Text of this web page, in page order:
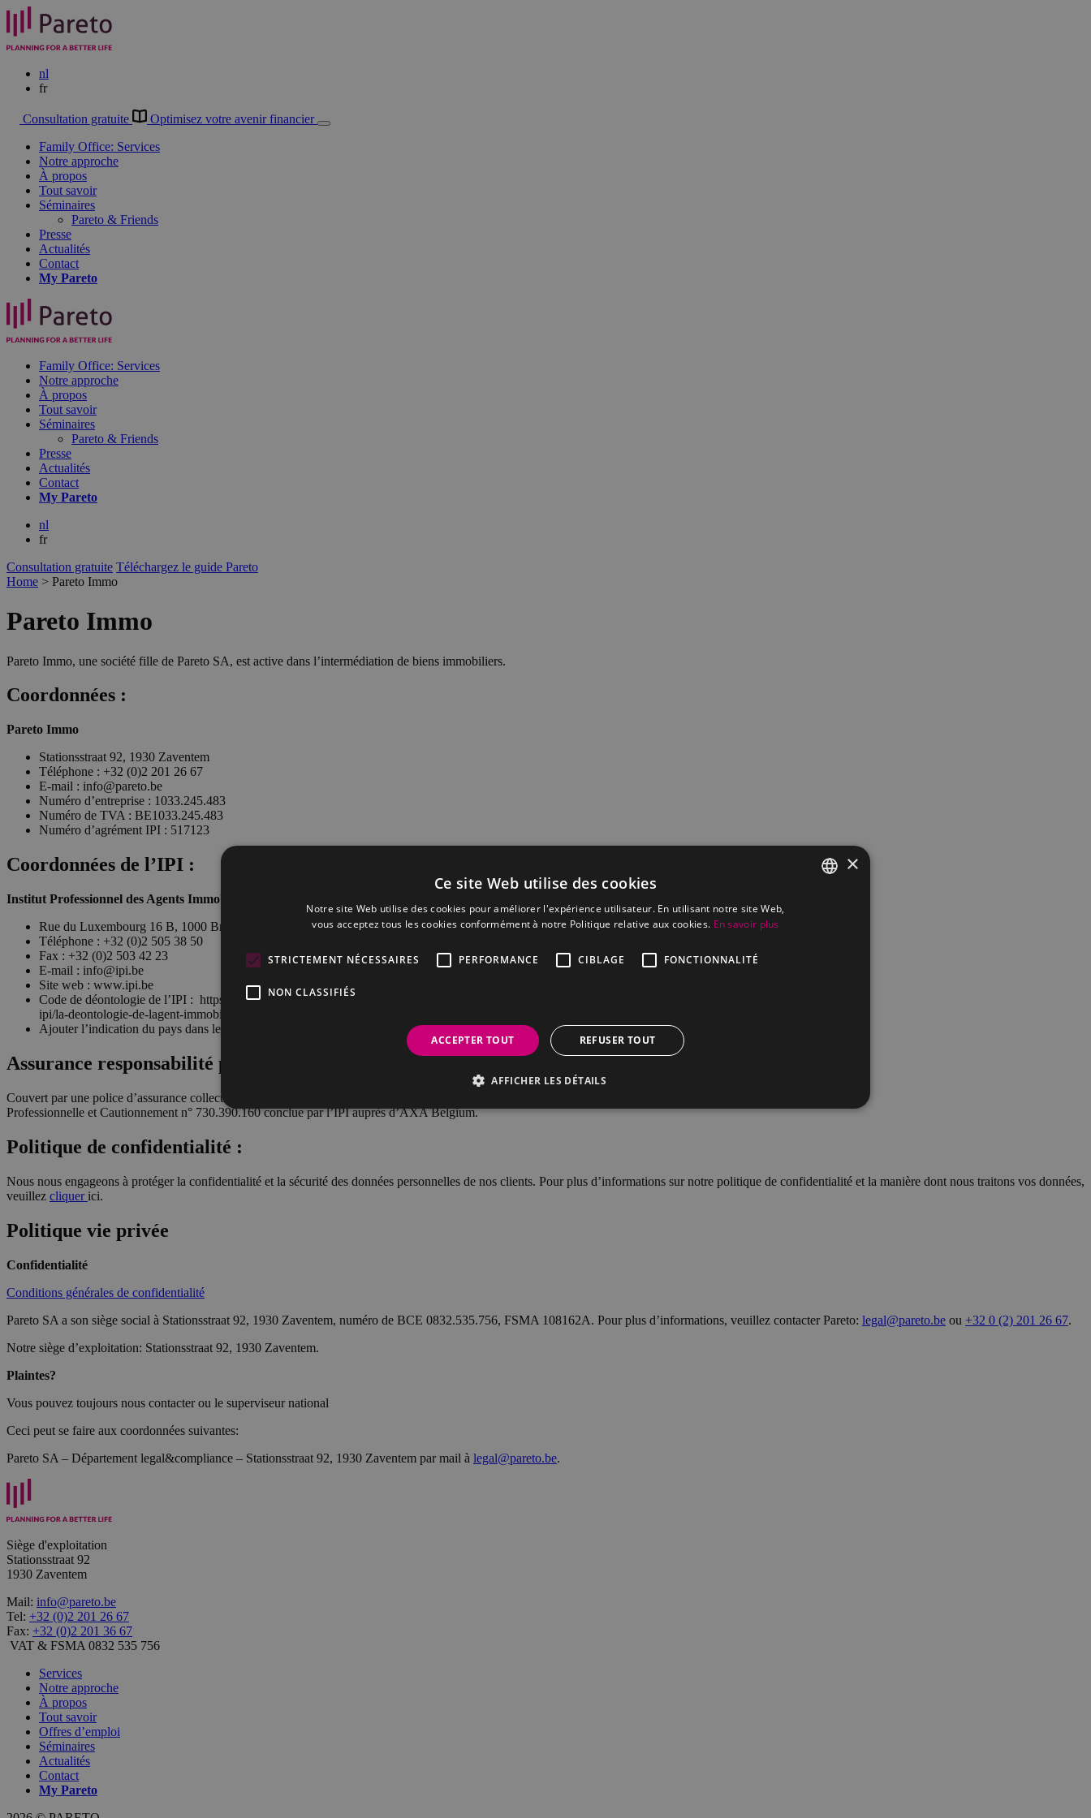
nl
fr
Consultation gratuite
Optimisez votre avenir financier
Family Office: Services
Notre approche
À propos
Tout savoir
Séminaires
Pareto & Friends
Presse
Actualités
Contact
My Pareto
Family Office: Services
Notre approche
À propos
Tout savoir
Séminaires
Pareto & Friends
Presse
Actualités
Contact
My Pareto
nl
fr
Consultation gratuite Téléchargez le guide Pareto
Home > Pareto Immo
Pareto Immo
Pareto Immo, une société fille de Pareto SA, est active dans l’intermédiation de biens immobiliers.
Coordonnées :
Pareto Immo
Stationsstraat 92, 1930 Zaventem
Téléphone : +32 (0)2 201 26 67
E-mail : info@pareto.be
Numéro d’entreprise : 1033.245.483
Numéro de TVA : BE1033.245.483
Numéro d’agrément IPI : 517123
Coordonnées de l’IPI :
Institut Professionnel des Agents Immobiliers Intermédiaire (IPI)
Rue du Luxembourg 16 B, 1000 Bruxelles, Belgique
Téléphone : +32 (0)2 505 38 50
Fax : +32 (0)2 503 42 23
E-mail : info@ipi.be
Site web : www.ipi.be
Code de déontologie de l’IPI : https://www.ipi.be/agent-immobilier-
ipi/la-deontologie-de-lagent-immobilier
Ajouter l’indication du pays dans lequel l’agrégation a été octroyée
Assurance responsabilité professionnelle & cautionnement :
Couvert par une police d’assurance collective Responsabilité Civile
Professionnelle et Cautionnement n° 730.390.160 conclue par l’IPI auprès d’AXA Belgium.
Politique de confidentialité :
Nous nous engageons à protéger la confidentialité et la sécurité des données personnelles de nos clients. Pour plus d’informations sur notre politique de confidentialité et la manière dont nous traitons vos données,
veuillez cliquer ici.
Politique vie privée
Confidentialité
Conditions générales de confidentialité
Pareto SA a son siège social à Stationsstraat 92, 1930 Zaventem, numéro de BCE 0832.535.756, FSMA 108162A. Pour plus d’informations, veuillez contacter Pareto: legal@pareto.be ou +32 0 (2) 201 26 67.
Notre siège d’exploitation: Stationsstraat 92, 1930 Zaventem.
Plaintes?
Vous pouvez toujours nous contacter ou le superviseur national
Ceci peut se faire aux coordonnées suivantes:
Pareto SA – Département legal&compliance – Stationsstraat 92, 1930 Zaventem par mail à legal@pareto.be.
Siège d'exploitation
Stationsstraat 92
1930 Zaventem
Mail: info@pareto.be
Tel: +32 (0)2 201 26 67
Fax: +32 (0)2 201 36 67
VAT & FSMA 0832 535 756
Services
Notre approche
À propos
Tout savoir
Offres d’emploi
Séminaires
Actualités
Contact
My Pareto
×
Ce site Web utilise des cookies
Notre site Web utilise des cookies pour améliorer l'expérience utilisateur. En utilisant notre site Web,
vous acceptez tous les cookies conformément à notre Politique relative aux cookies. En savoir plus
STRICTEMENT NÉCESSAIRES PERFORMANCE CIBLAGE FONCTIONNALITÉ
NON CLASSIFIÉS
ACCEPTER TOUT REFUSER TOUT
AFFICHER LES DÉTAILS